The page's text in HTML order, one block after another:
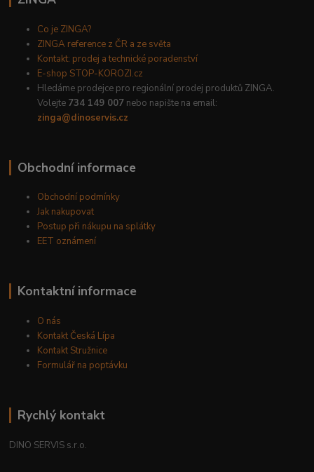
Co je ZINGA?
ZINGA reference z ČR a ze světa
Kontakt: prodej a technické poradenství
E-shop STOP-KOROZI.cz
Hledáme prodejce pro regionální prodej produktů ZINGA.
Volejte 734 149 007 nebo napište na email:
zinga@dinoservis.cz
Obchodní informace
Obchodní podmínky
Jak nakupovat
Postup při nákupu na splátky
EET oznámení
Kontaktní informace
O nás
Kontakt Česká Lípa
Kontakt Stružnice
Formulář na poptávku
Rychlý kontakt
DINO SERVIS s.r.o.